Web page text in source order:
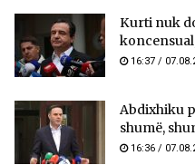
Kurti nuk
16:37 /
Abdixhiku
shumë,
16:36 /